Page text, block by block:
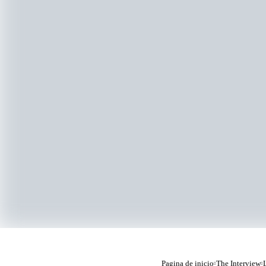
Pagina de inicio The Interview